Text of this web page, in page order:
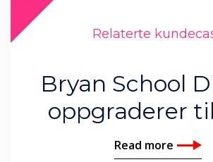
Relaterte
Bryan School
oppgraderer
Read more